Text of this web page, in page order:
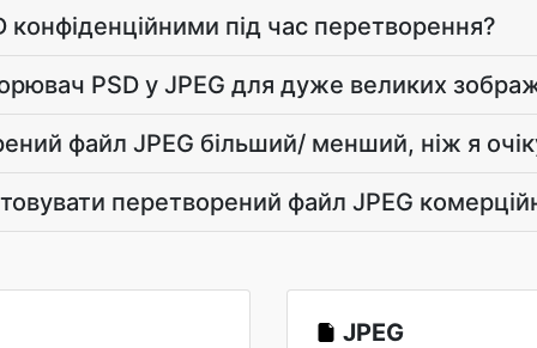
конфіденційними під час перетворення?
PSD у JPEG для дуже великих
файл JPEG більший/ менший, ніж я
перетворений файл JPEG
JPEG